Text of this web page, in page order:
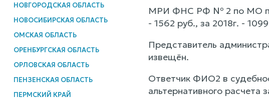
НОВГОРОДСКАЯ ОБЛАСТЬ
НОВОСИБИРСКАЯ ОБЛАСТЬ
ОМСКАЯ ОБЛАСТЬ
ОРЕНБУРГСКАЯ ОБЛАСТЬ
ОРЛОВСКАЯ ОБЛАСТЬ
ПЕНЗЕНСКАЯ ОБЛАСТЬ
ПЕРМСКИЙ КРАЙ
МРИ ФНС РФ № 2 по МО
- 1562 руб., за 2018г. -
Представитель
извещён.
Ответчик ФИО2 в
альтернативного расчета